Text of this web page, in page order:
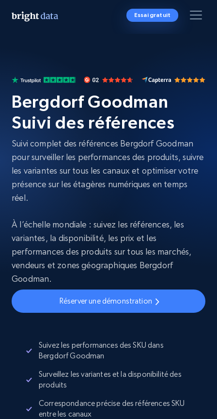
Essai gratuit
Bergdorf Goodman
Suivi des références
Suivi complet des références Bergdorf Goodman
pour surveiller les performances des produits, suivre
les variantes sur tous les canaux et optimiser votre
présence sur les étagères numériques en temps
réel.
À l’échelle mondiale : suivez les références, les
variantes, la disponibilité, les prix et les
performances des produits sur tous les marchés,
vendeurs et zones géographiques Bergdorf
Goodman.
Réserver une démonstration
Suivez les performances des SKU dans
Bergdorf Goodman
Surveillez les variantes et la disponibilité des
produits
Correspondance précise des références SKU
entre les canaux